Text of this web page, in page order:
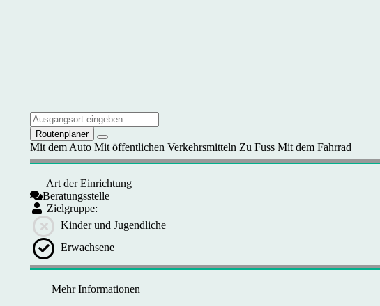
Routenplaner
Mit dem Auto Mit öffentlichen Verkehrsmitteln Zu Fuss Mit dem Fahrrad
Art der Einrichtung
Beratungsstelle
Zielgruppe:
Kinder und Jugendliche
Erwachsene
Mehr Informationen